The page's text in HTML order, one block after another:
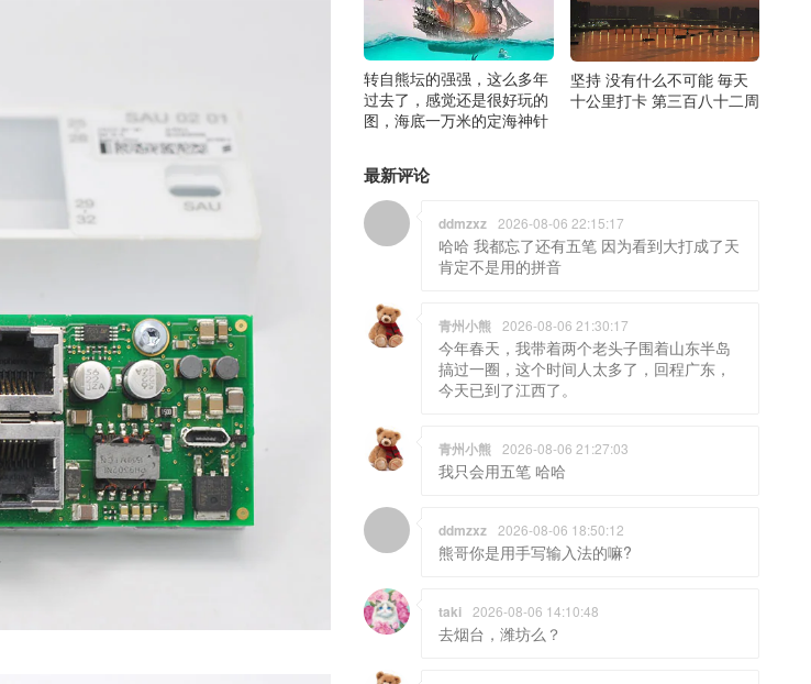
转自熊坛的强强，这么多年
过去了，感觉还是很好玩的
图，海底一万米的定海神针
坚持 没有什么不可能 毎天
十公里打卡 第三百八十二周
最新评论
ddmzxz 2026-08-06 22:15:17
哈哈 我都忘了还有五笔 因为看到大打成了天
肯定不是用的拼音
青州小熊 2026-08-06 21:30:17
今年春天，我带着两个老头子围着山东半岛
搞过一圈，这个时间人太多了，回程广东，
今天已到了江西了。
青州小熊 2026-08-06 21:27:03
我只会用五笔 哈哈
ddmzxz 2026-08-06 18:50:12
熊哥你是用手写输入法的嘛?
taki 2026-08-06 14:10:48
去烟台，潍坊么？